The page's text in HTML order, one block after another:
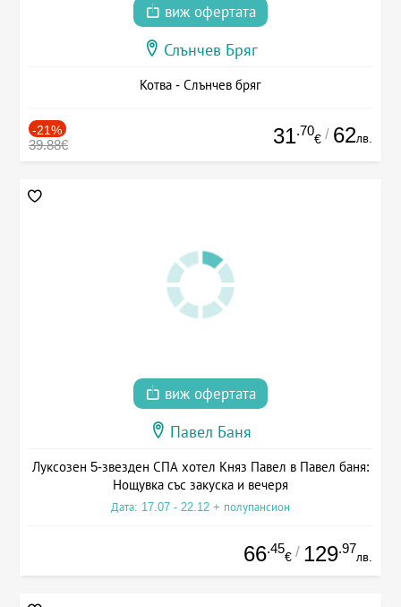
виж офертата
Слънчев Бряг
Котва - Слънчев бряг
-21%
39.88€ 31.70
€ / 62лв.
виж офертата
Павел Баня
Луксозен 5-звезден СПА хотел Княз Павел в Павел баня:
Нощувка със закуска и вечеря
Дата: 17.07 - 22.12 + полупансион
66.45
€ / 129.97
лв.